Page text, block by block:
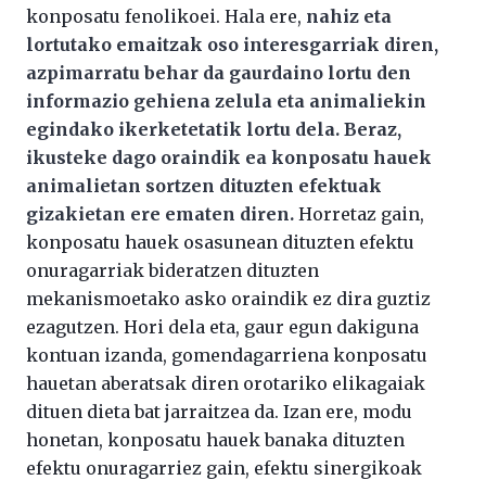
konposatu fenolikoei. Hala ere, nahiz eta
lortutako emaitzak oso interesgarriak diren,
azpimarratu behar da gaurdaino lortu den
informazio gehiena zelula eta animaliekin
egindako ikerketetatik lortu dela. Beraz,
ikusteke dago oraindik ea konposatu hauek
animalietan sortzen dituzten efektuak
gizakietan ere ematen diren. Horretaz gain,
konposatu hauek osasunean dituzten efektu
onuragarriak bideratzen dituzten
mekanismoetako asko oraindik ez dira guztiz
ezagutzen. Hori dela eta, gaur egun dakiguna
kontuan izanda, gomendagarriena konposatu
hauetan aberatsak diren orotariko elikagaiak
dituen dieta bat jarraitzea da. Izan ere, modu
honetan, konposatu hauek banaka dituzten
efektu onuragarriez gain, efektu sinergikoak